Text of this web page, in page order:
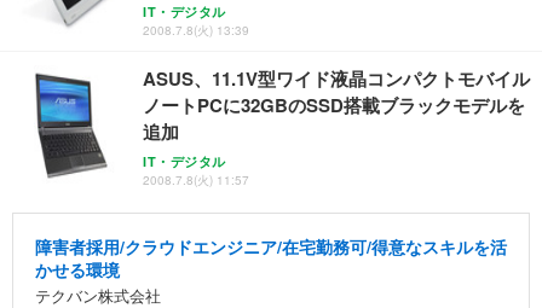
IT・デジタル
2008.7.8(火) 13:39
ASUS、11.1V型ワイド液晶コンパクトモバイル
ノートPCに32GBのSSD搭載ブラックモデルを
追加
IT・デジタル
2008.7.8(火) 11:57
障害者採用/クラウドエンジニア/在宅勤務可/得意なスキルを活
かせる環境
テクバン株式会社